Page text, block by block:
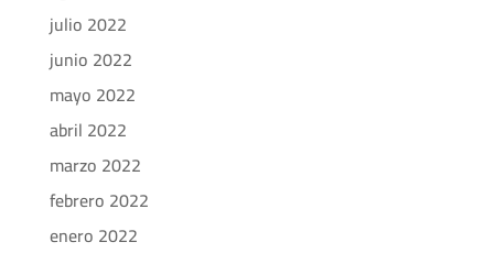
julio 2022
junio 2022
mayo 2022
abril 2022
marzo 2022
febrero 2022
enero 2022